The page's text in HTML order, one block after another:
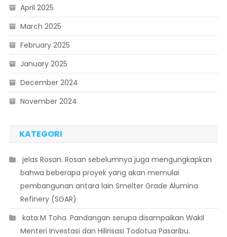
April 2025
March 2025
February 2025
January 2025
December 2024
November 2024
KATEGORI
 jelas Rosan. Rosan sebelumnya juga mengungkapkan
bahwa beberapa proyek yang akan memulai
pembangunan antara lain Smelter Grade Alumina
Refinery (SGAR)
 kata M Toha. Pandangan serupa disampaikan Wakil
Menteri Investasi dan Hilirisasi Todotua Pasaribu.